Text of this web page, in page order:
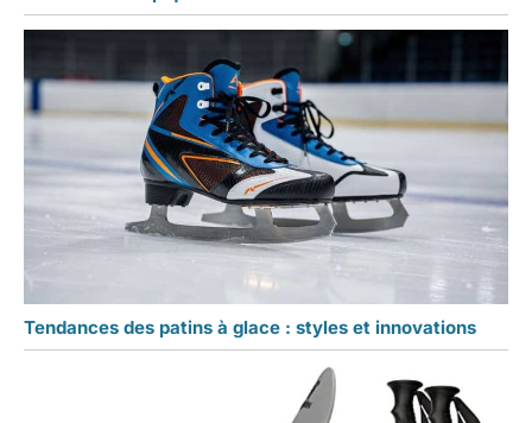
Tendances des patins à glace : styles et innovations